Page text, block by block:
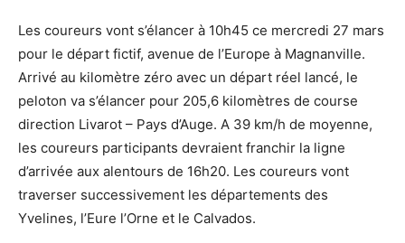
Les coureurs vont s’élancer à 10h45 ce mercredi 27 mars
pour le départ fictif, avenue de l’Europe à Magnanville.
Arrivé au kilomètre zéro avec un départ réel lancé, le
peloton va s’élancer pour 205,6 kilomètres de course
direction Livarot – Pays d’Auge. A 39 km/h de moyenne,
les coureurs participants devraient franchir la ligne
d’arrivée aux alentours de 16h20. Les coureurs vont
traverser successivement les départements des
Yvelines, l’Eure l’Orne et le Calvados.